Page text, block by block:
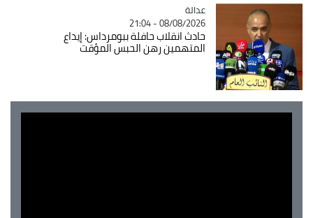
Catégorie
عدالة
08/08/2026 - 21:04
حادث انقلاب حافلة ببومرداس: إيداع
المتهمين رهن الحبس المؤقت